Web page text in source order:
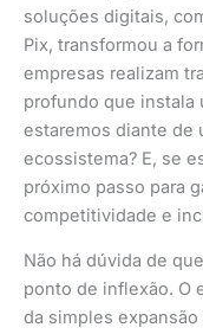
soluções digitais,
Pix, transformou a
empresas realizam
profundo que instala
estaremos diante de
ecossistema? E, se
próximo passo para
competitividade e
Não há dúvida de
ponto de inflexão. O
da simples